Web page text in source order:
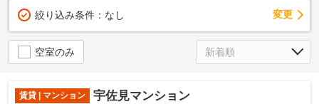
絞り込み条件： なし 変更
空室のみ
賃貸 | マンション 宇佐見マンション